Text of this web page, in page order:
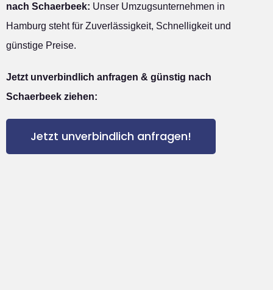
nach Schaerbeek: Unser Umzugsunternehmen in
Hamburg steht für Zuverlässigkeit, Schnelligkeit und
günstige Preise.
Jetzt unverbindlich anfragen & günstig nach
Schaerbeek ziehen:
Jetzt unverbindlich anfragen!